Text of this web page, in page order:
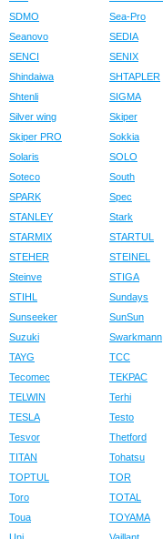
SDMO
Sea-Pro
Seanovo
SEDIA
SENCI
SENIX
Shindaiwa
SHTAPLER
Shtenli
SIGMA
Silver wing
Skiper
Skiper PRO
Sokkia
Solaris
SOLO
Soteco
South
SPARK
Spec
STANLEY
Stark
STARMIX
STARTUL
STEHER
STEINEL
Steinve
STIGA
STIHL
Sundays
Sunseeker
SunSun
Suzuki
Swarkmann
TAYG
TCC
Tecomec
TEKPAC
TELWIN
Terhi
TESLA
Testo
Tesvor
Thetford
TITAN
Tohatsu
TOPTUL
TOR
Toro
TOTAL
Toua
TOYAMA